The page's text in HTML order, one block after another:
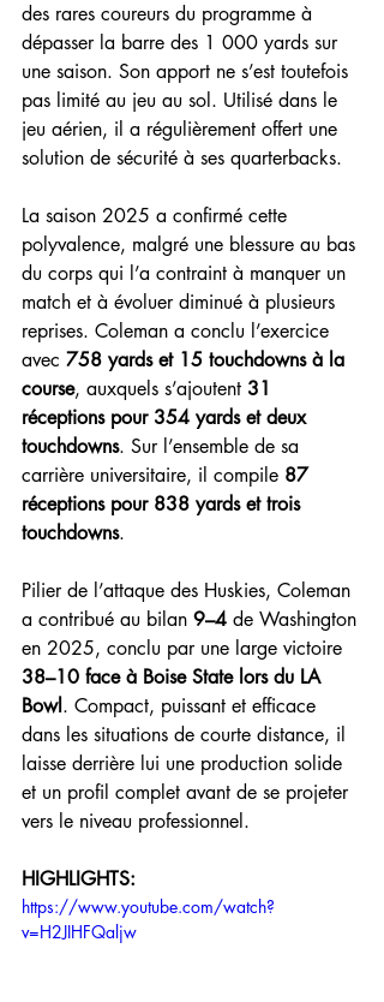
des rares coureurs du programme à
dépasser la barre des 1 000 yards sur
une saison. Son apport ne s’est toutefois
pas limité au jeu au sol. Utilisé dans le
jeu aérien, il a régulièrement offert une
solution de sécurité à ses quarterbacks.
La saison 2025 a confirmé cette
polyvalence, malgré une blessure au bas
du corps qui l’a contraint à manquer un
match et à évoluer diminué à plusieurs
reprises. Coleman a conclu l’exercice
avec 758 yards et 15 touchdowns à la
course, auxquels s’ajoutent 31
réceptions pour 354 yards et deux
touchdowns. Sur l’ensemble de sa
carrière universitaire, il compile 87
réceptions pour 838 yards et trois
touchdowns.
Pilier de l’attaque des Huskies, Coleman
a contribué au bilan 9–4 de Washington
en 2025, conclu par une large victoire
38–10 face à Boise State lors du LA
Bowl. Compact, puissant et efficace
dans les situations de courte distance, il
laisse derrière lui une production solide
et un profil complet avant de se projeter
vers le niveau professionnel.
HIGHLIGHTS:
https://www.youtube.com/watch?
v=H2JIHFQaljw